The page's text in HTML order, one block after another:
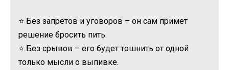
⭐ Без запретов и уговоров – он сам примет
решение бросить пить.
⭐ Без срывов – его будет тошнить от одной
только мысли о выпивке.